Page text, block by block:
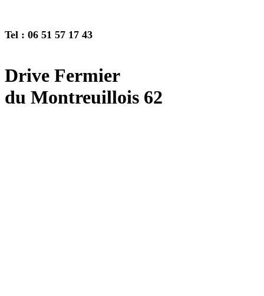
Tel : 06 51 57 17 43
Drive Fermier
du Montreuillois 62